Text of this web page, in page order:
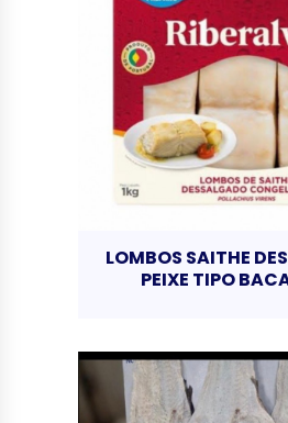
LOMBOS SAITHE
PEIXE TIPO